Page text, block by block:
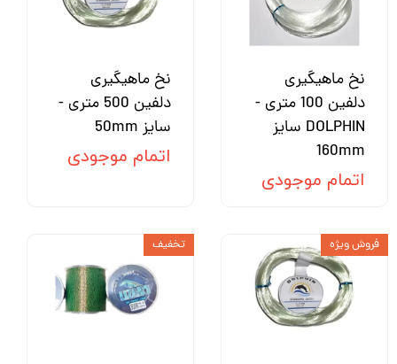
نخ ماهیگیری
دلفین 100 متری -
DOLPHIN سایز
160mm
اتمام موجودی
نخ ماهیگیری
دلفین 500 متری -
سایز 50mm
اتمام موجودی
فروش ویژه تخفیف